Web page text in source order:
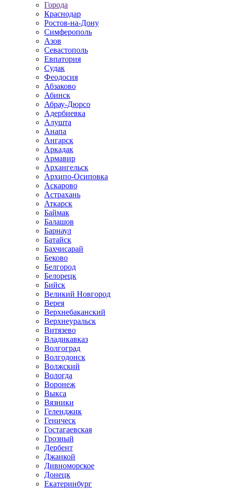
Города
Краснодар
Ростов-на-Дону
Симферополь
Азов
Севастополь
Евпатория
Судак
Феодосия
Абзаково
Абинск
Абрау-Дюрсо
Адербиевка
Алушта
Анапа
Ангарск
Аркадак
Армавир
Архангельск
Архипо-Осиповка
Аскарово
Астрахань
Аткарск
Баймак
Балашов
Барнаул
Батайск
Бахчисарай
Беково
Белгород
Белорецк
Бийск
Великий Новгород
Верея
Верхнебаканский
Верхнеуральск
Витязево
Владикавказ
Волгоград
Волгодонск
Волжский
Вологда
Воронеж
Выкса
Вязники
Геленджик
Геническ
Гостагаевская
Грозный
Дербент
Джанкой
Дивноморское
Донецк
Екатеринбург